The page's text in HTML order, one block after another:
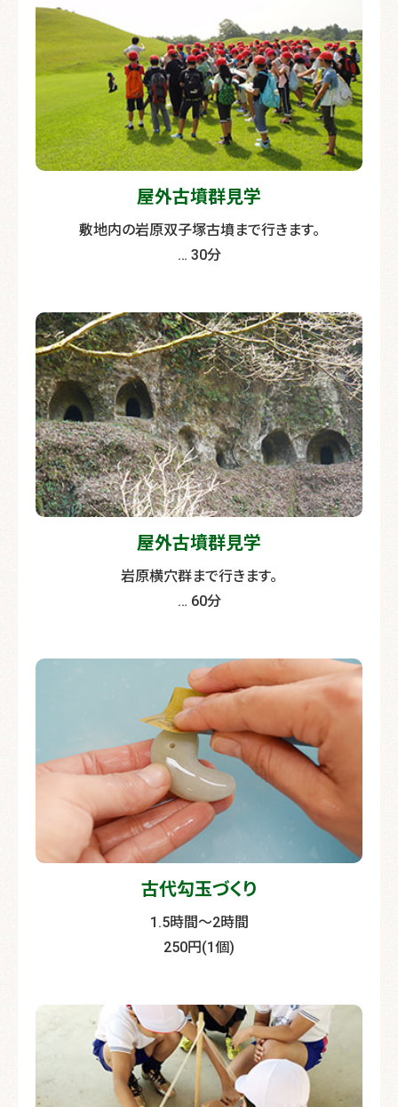
屋外古墳群見学
敷地内の岩原双子塚古墳まで行きます。
… 30分
屋外古墳群見学
岩原横穴群まで行きます。
… 60分
古代勾玉づくり
1.5時間〜2時間
250円(1個)